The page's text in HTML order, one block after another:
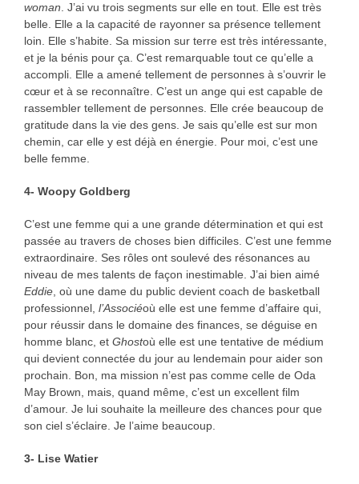
woman. J’ai vu trois segments sur elle en tout. Elle est très
belle. Elle a la capacité de rayonner sa présence tellement
loin. Elle s’habite. Sa mission sur terre est très intéressante,
et je la bénis pour ça. C’est remarquable tout ce qu’elle a
accompli. Elle a amené tellement de personnes à s’ouvrir le
cœur et à se reconnaître. C’est un ange qui est capable de
rassembler tellement de personnes. Elle crée beaucoup de
gratitude dans la vie des gens. Je sais qu’elle est sur mon
chemin, car elle y est déjà en énergie. Pour moi, c’est une
belle femme.
4- Woopy Goldberg
C’est une femme qui a une grande détermination et qui est
passée au travers de choses bien difficiles. C’est une femme
extraordinaire. Ses rôles ont soulevé des résonances au
niveau de mes talents de façon inestimable. J’ai bien aimé
Eddie, où une dame du public devient coach de basketball
professionnel, l’Associéoù elle est une femme d’affaire qui,
pour réussir dans le domaine des finances, se déguise en
homme blanc, et Ghostoù elle est une tentative de médium
qui devient connectée du jour au lendemain pour aider son
prochain. Bon, ma mission n’est pas comme celle de Oda
May Brown, mais, quand même, c’est un excellent film
d’amour. Je lui souhaite la meilleure des chances pour que
son ciel s’éclaire. Je l’aime beaucoup.
3- Lise Watier